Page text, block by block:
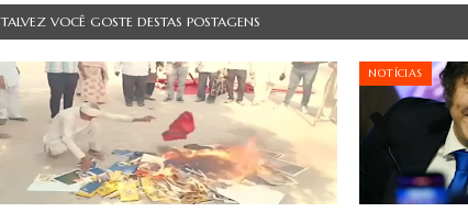
TALVEZ VOCÊ GOSTE DESTAS POSTAGENS
NOTÍCIAS